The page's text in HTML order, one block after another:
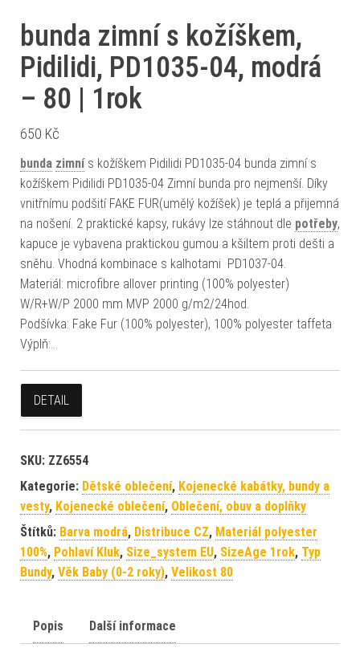
bunda zimní s kožíškem,
Pidilidi, PD1035-04, modrá
– 80 | 1rok
650 Kč
bunda zimnís kožíškem Pidilidi PD1035-04 bunda zimní s
kožíškem Pidilidi PD1035-04 Zimní bunda pro nejmenší. Díky
vnitřnímu podšití FAKE FUR(umělý kožíšek) je teplá a přijemná
na nošení. 2 praktické kapsy, rukávy lze stáhnout dle potřeby,
kapuce je vybavena praktickou gumou a kšiltem proti dešti a
sněhu. Vhodná kombinace s kalhotami PD1037-04.
Materiál: microfibre allover printing (100% polyester)
W/R+W/P 2000 mm MVP 2000 g/m2/24hod.
Podšívka: Fake Fur (100% polyester), 100% polyester taffeta
Výplň:…
DETAIL
SKU: ZZ6554
Kategorie: Dětské oblečení, Kojenecké kabátky, bundy a
vesty, Kojenecké oblečení, Oblečení, obuv a doplňky
Štítků: Barva modrá, Distribuce CZ, Materiál polyester
100%, Pohlaví Kluk, Size_system EU, SizeAge 1rok, Typ
Bundy, Věk Baby (0-2 roky), Velikost 80
Popis Další informace